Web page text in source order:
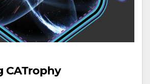
CATrophy